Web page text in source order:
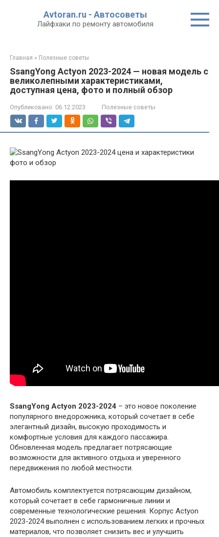
Avtoran.ru - Автосоветы
Лайфхаки по ремонту автомобиля
Главная » Полезные советы
SsangYong Actyon 2023-2024 — новая модель с
великолепными характеристиками,
доступная цена, фото и полный обзор
Опубликовано: 06.12.2023 Полезные советы
SsangYong Actyon 2023-2024 – это новое поколение
популярного внедорожника, который сочетает в себе
элегантный дизайн, высокую проходимость и
комфортные условия для каждого пассажира.
Обновленная модель предлагает потрясающие
возможности для активного отдыха и уверенного
передвижения по любой местности.
Автомобиль комплектуется потрясающим дизайном,
который сочетает в себе гармоничные линии и
современные технологические решения. Корпус Actyon
2023-2024 выполнен с использованием легких и прочных
материалов, что позволяет снизить вес и улучшить